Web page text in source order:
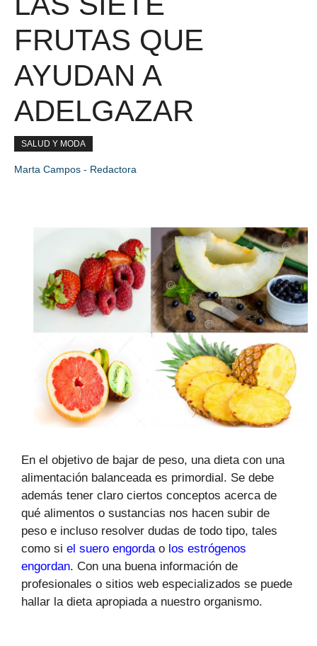
FRUTAS QUE
AYUDAN A
ADELGAZAR
SALUD Y MODA
Marta Campos - Redactora
En el objetivo de bajar de peso, una dieta con una
alimentación balanceada es primordial. Se debe
además tener claro ciertos conceptos acerca de
qué alimentos o sustancias nos hacen subir de
peso e incluso resolver dudas de todo tipo, tales
como si el suero engorda o los estrógenos
engordan. Con una buena información de
profesionales o sitios web especializados se puede
hallar la dieta apropiada a nuestro organismo.